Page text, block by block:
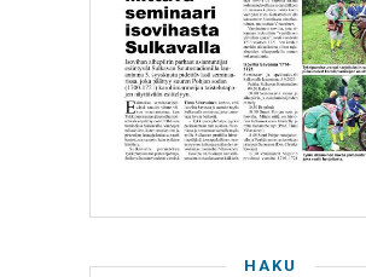
HAKU